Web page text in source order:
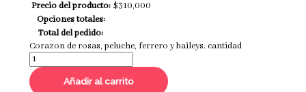
Precio del producto: $310,000
Opciones totales:
Total del pedido:
Corazon de rosas, peluche, ferrero y baileys. cantidad
Añadir al carrito